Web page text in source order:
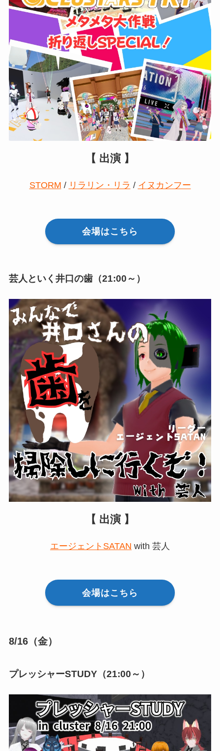
【 出演 】
STORM / リラリン・リラ / イヌカンフー
会場はこちら
芸人といく井口の歯（21:00～）
【 出演 】
エージェントSATAN with 芸人
会場はこちら
8/16（金）
プレッシャーSTUDY（21:00～）